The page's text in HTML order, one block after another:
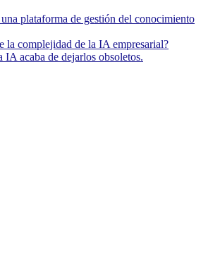
plataforma de gestión del conocimiento
la complejidad de la IA empresarial?
IA acaba de dejarlos obsoletos.